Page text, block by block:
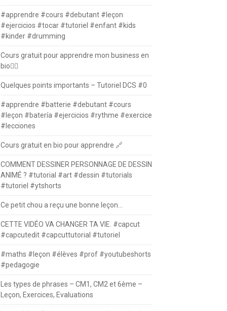
#apprendre #cours #debutant #leçon
#ejercicios #tocar #tutoriel #enfant #kids
#kinder #drumming
Cours gratuit pour apprendre mon business en
bio⛓️‍💥
Quelques points importants – Tutoriel DCS #0
#apprendre #batterie #debutant #cours
#leçon #batería #ejercicios #rythme #exercice
#lecciones
Cours gratuit en bio pour apprendre 🔗
COMMENT DESSINER PERSONNAGE DE DESSIN
ANIMÉ ? #tutorial #art #dessin #tutorials
#tutoriel #ytshorts
Ce petit chou a reçu une bonne leçon…
CETTE VIDÉO VA CHANGER TA VIE. #capcut
#capcutedit #capcuttutorial #tutoriel
#maths #leçon #élèves #prof #youtubeshorts
#pedagogie
Les types de phrases – CM1, CM2 et 6ème –
Leçon, Exercices, Evaluations